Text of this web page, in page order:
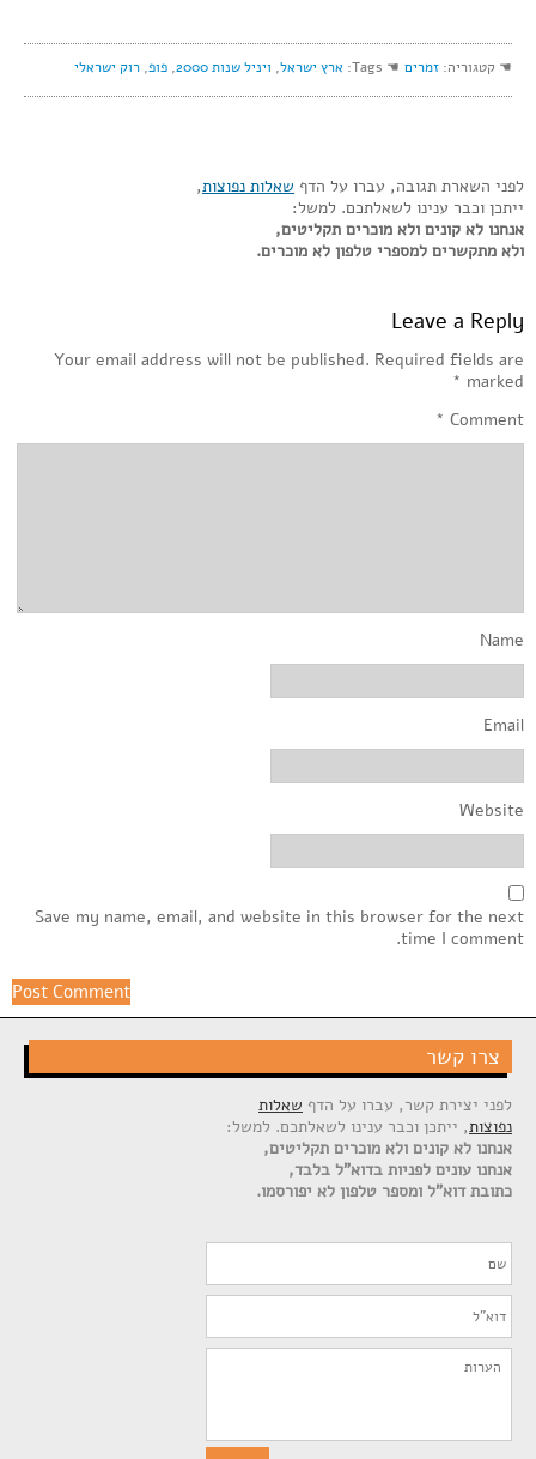
☚ קטגוריה: זמרים ☚ Tags: ארץ ישראל, ויניל שנות 2000 , פופ, רוק ישראלי
לפני השארת תגובה, עברו על הדף שאלות נפוצות,
ייתכן וכבר ענינו לשאלתכם. למשל:
אנחנו לא קונים ולא מוכרים תקליטים,
ולא מתקשרים למספרי טלפון לא מוכרים.
Leave a Reply
Your email address will not be published. Required fields are
marked
*
Comment
*
Name
Email
Website
Save my name, email, and website in this browser for the next
time I comment.
צרו קשר
לפני יצירת קשר, עברו על הדף שאלות
נפוצות, ייתכן וכבר ענינו לשאלתכם. למשל:
אנחנו לא קונים ולא מוכרים תקליטים,
אנחנו עונים לפניות בדוא"ל בלבד,
כתובת דוא"ל ומספר טלפון לא יפורסמו.